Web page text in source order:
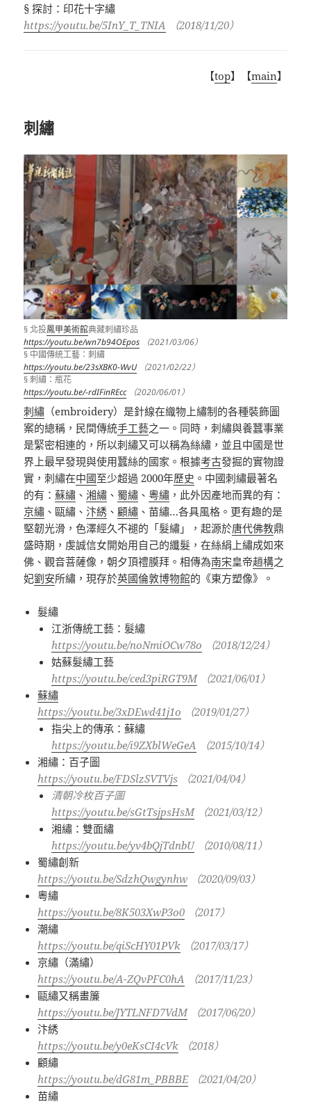
§ 探討：印花十字繡
https://youtu.be/5InY_T_TNIA
（2018/11/20）
【top】【main】
刺繡
§ 北投鳳甲美術館典藏刺繡珍品
https://youtu.be/wn7b94OEpos （2021/03/06）
§ 中國傳統工藝：刺繡
https://youtu.be/23sXBK0-WvU （2021/02/22）
§ 刺繡：瓶花
https://youtu.be/-rdIFinREcc（2020/06/01）
刺繡 （embroidery）是針線在織物上繡制的各種裝飾圖
案的總稱，民間傳統手工藝之一。同時，刺繡與養蠶事業
是緊密相連的，所以刺繡又可以稱為絲繡，並且中國是世
界上最早發現與使用蠶絲的國家。根據考古發掘的實物證
實，刺繡在中國至少超過 2000年歷史 。中國刺繡最著名
的有：蘇繡 、湘繡 、 蜀繡 、粵繡 ，此外因產地而異的有：
京繡 、甌繡、汴綉 、 顧繡 、苗繡…各具風格。更有趣的是
堅韌光滑，色澤經久不褪的「髮繡」
，起源於唐代佛教鼎
盛時期，虔誠信女開始用自己的纖髮，在絲絹上繡成如來
佛、觀音菩薩像，朝夕頂禮膜拜。相傳為南宋皇帝趙構之
妃劉安所繡 ，現存於英國倫敦博物館的《東方塑像》 。
髮繡
江浙傳統工藝：髮繡
https://youtu.be/noNmiOCw78o
（2018/12/24）
姑蘇髮繡工藝
https://youtu.be/ced3piRGT9M
（2021/06/01）
蘇繡
https://youtu.be/3xDEwd41j1o
（2019/01/27）
指尖上的傳承：蘇繡
https://youtu.be/i9ZXblWeGeA
（2015/10/14）
湘繡：百子圖
https://youtu.be/FDSlzSVTVjs
（2021/04/04）
清朝冷枚百子圖
https://youtu.be/sGtTsjpsHsM
（2021/03/12）
湘繡：雙面繡
https://youtu.be/yv4bQjTdnbU
（2010/08/11）
蜀繡創新
https://youtu.be/SdzhQwgynhw
（2020/09/03）
粵繡
https://youtu.be/8K503XwP3o0
（2017）
潮繡
https://youtu.be/qiScHY01PVk
（2017/03/17）
京繡（滿繡）
https://youtu.be/A-ZQvPFC0hA
（2017/11/23）
甌繡又稱畫簾
https://youtu.be/JYTLNFD7VdM
（2017/06/20）
汴綉
https://youtu.be/y0eKsCI4cVk
（2018）
顧繡
https://youtu.be/dG81m_PBBBE
（2021/04/20）
苗繡